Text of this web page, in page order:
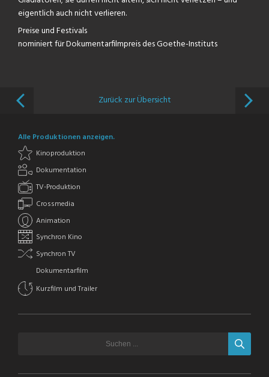
eigentlich auch nicht verlieren.
Preise und Festivals
nominiert für Dokumentarfilmpreis des Goethe-Instituts
Zurück zur Übersicht
Alle Produktionen anzeigen.
Kinoproduktion
Dokumentation
TV-Produktion
Crossmedia
Animation
Synchron Kino
Synchron TV
Dokumentarfilm
Kurzfilm und Trailer